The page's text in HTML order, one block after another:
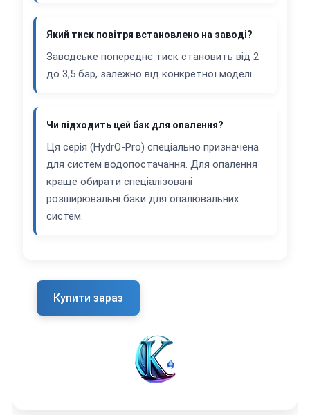
Який тиск повітря встановлено на заводі?
Заводське попереднє тиск становить від 2
до 3,5 бар, залежно від конкретної моделі.
Чи підходить цей бак для опалення?
Ця серія (HydrO-Pro) спеціально призначена
для систем водопостачання. Для опалення
краще обирати спеціалізовані
розширювальні баки для опалювальних
систем.
Купити зараз